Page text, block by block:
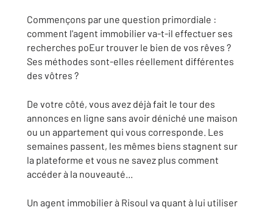
Commençons par une question primordiale :
comment l'agent immobilier va-t-il effectuer ses
recherches poEur trouver le bien de vos rêves ?
Ses méthodes sont-elles réellement différentes
des vôtres ?
De votre côté, vous avez déjà fait le tour des
annonces en ligne sans avoir déniché une maison
ou un appartement qui vous corresponde. Les
semaines passent, les mêmes biens stagnent sur
la plateforme et vous ne savez plus comment
accéder à la nouveauté...
Un agent immobilier à Risoul va quant à lui utiliser